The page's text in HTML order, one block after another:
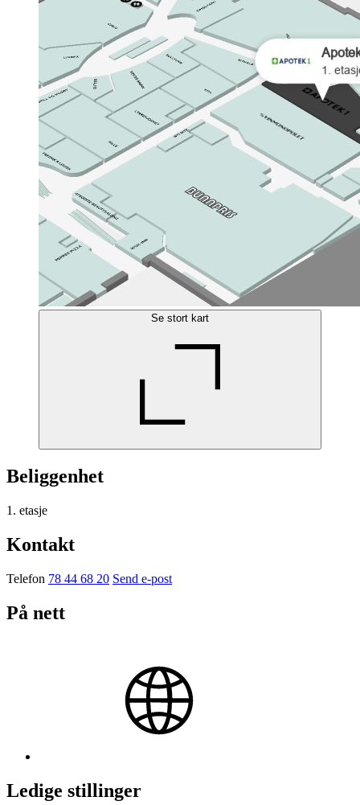
Se stort kart
Beliggenhet
1. etasje
Kontakt
Telefon 78 44 68 20 Send e-post
På nett
Ledige stillinger